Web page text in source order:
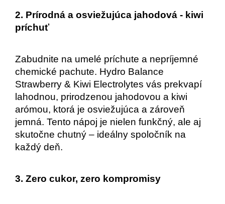
2. Prírodná a osviežujúca jahodová - kiwi
príchuť
Zabudnite na umelé príchute a nepríjemné
chemické pachute. Hydro Balance
Strawberry & Kiwi Electrolytes vás prekvapí
lahodnou, prirodzenou jahodovou a kiwi
arómou, ktorá je osviežujúca a zároveň
jemná. Tento nápoj je nielen funkčný, ale aj
skutočne chutný – ideálny spoločník na
každý deň.
3. Zero cukor, zero kompromisy